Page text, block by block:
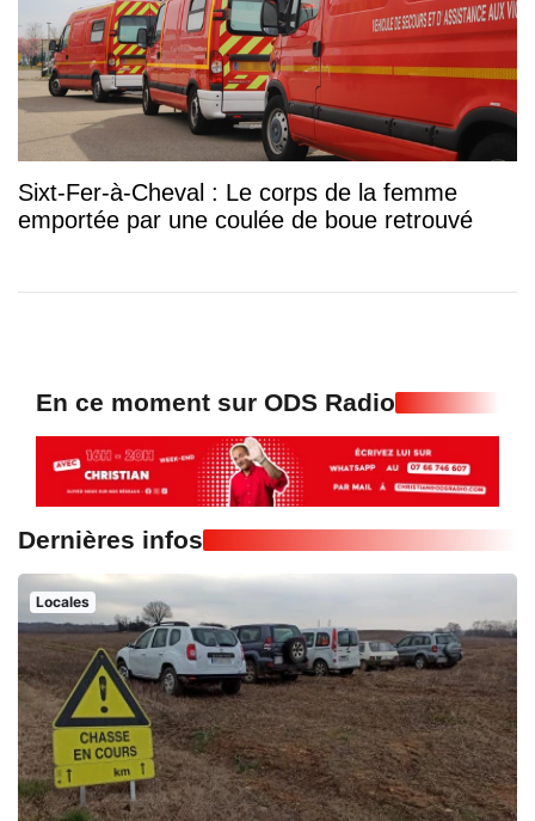
Sixt-Fer-à-Cheval : Le corps de la femme
emportée par une coulée de boue retrouvé
En ce moment sur ODS Radio
Dernières infos
Locales